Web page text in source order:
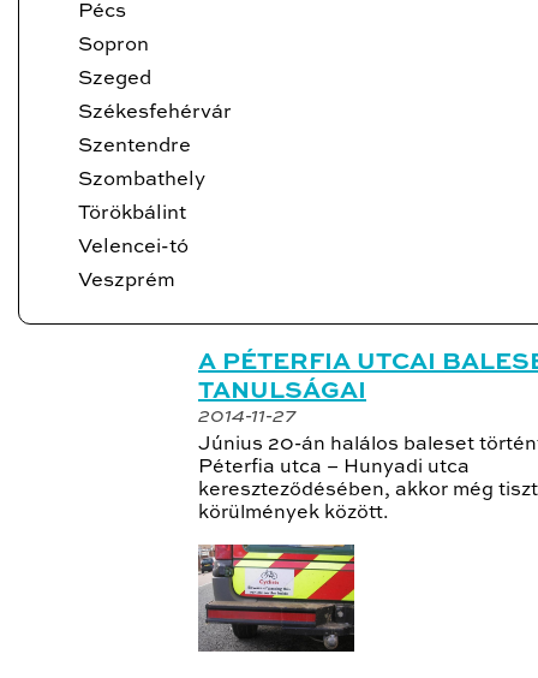
Pécs
Sopron
Szeged
Székesfehérvár
Szentendre
Szombathely
Törökbálint
Velencei-tó
Veszprém
A PÉTERFIA UTCAI
TANULSÁGAI
2014-11-27
Június 20-án halálos baleset
Péterfia utca – Hunyadi utca
kereszteződésében, akkor még
körülmények között.